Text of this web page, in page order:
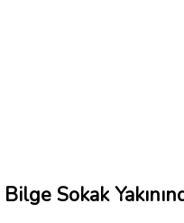
Bilge Sokak